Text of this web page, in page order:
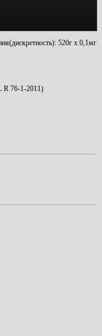
520г х 0,1мг
R 76-1-2011)